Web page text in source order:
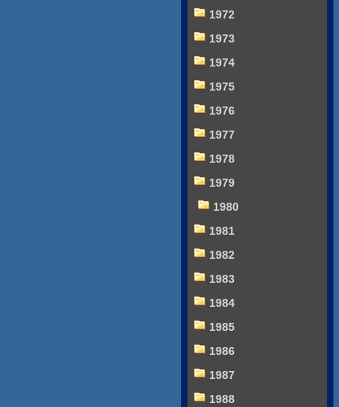
1972
1973
1974
1975
1976
1977
1978
1979
1980
1981
1982
1983
1984
1985
1986
1987
1988